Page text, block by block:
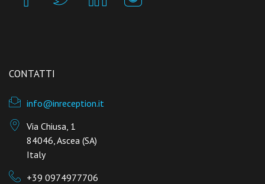
CONTATTI
info@inreception.it
Via Chiusa, 1
84046, Ascea (SA)
Italy
+39 0974977706